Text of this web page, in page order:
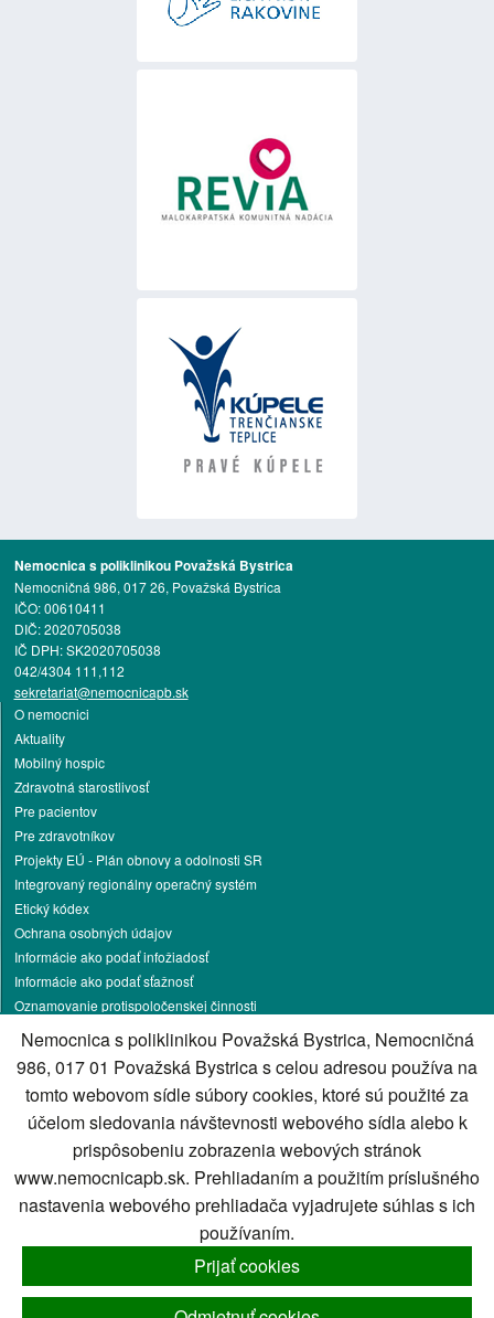
Nemocnica s poliklinikou Považská Bystrica
Nemocničná 986, 017 26, Považská Bystrica
IČO: 00610411
DIČ: 2020705038
IČ DPH: SK2020705038
042/4304 111,112
sekretariat@nemocnicapb.sk
O nemocnici
Aktuality
Mobilný hospic
Zdravotná starostlivosť
Pre pacientov
Pre zdravotníkov
Projekty EÚ - Plán obnovy a odolnosti SR
Integrovaný regionálny operačný systém
Etický kódex
Ochrana osobných údajov
Informácie ako podať infožiadosť
Informácie ako podať sťažnosť
Oznamovanie protispoločenskej činnosti
Pracovné príležitosti
Podnikateľská činnosť
Darcovstvo krvi
Parkovanie
Energetika
Správca obsahu
Technický prevádzkovateľ
Cookies - viac informácií
Nemocnica s poliklinikou Považská Bystrica, Nemocničná
986, 017 01 Považská Bystrica s celou adresou používa na
tomto webovom sídle súbory cookies, ktoré sú použité za
účelom sledovania návštevnosti webového sídla alebo k
prispôsobeniu zobrazenia webových stránok
www.nemocnicapb.sk. Prehliadaním a použitím príslušného
nastavenia webového prehliadača vyjadrujete súhlas s ich
používaním.
Prijať cookies